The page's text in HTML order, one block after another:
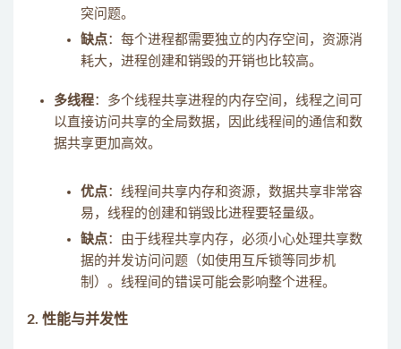
突问题。
缺点：每个进程都需要独立的内存空间，资源消
耗大，进程创建和销毁的开销也比较高。
多线程：多个线程共享进程的内存空间，线程之间可
以直接访问共享的全局数据，因此线程间的通信和数
据共享更加高效。
优点：线程间共享内存和资源，数据共享非常容
易，线程的创建和销毁比进程要轻量级。
缺点：由于线程共享内存，必须小心处理共享数
据的并发访问问题（如使用互斥锁等同步机
制）。线程间的错误可能会影响整个进程。
2. 性能与并发性